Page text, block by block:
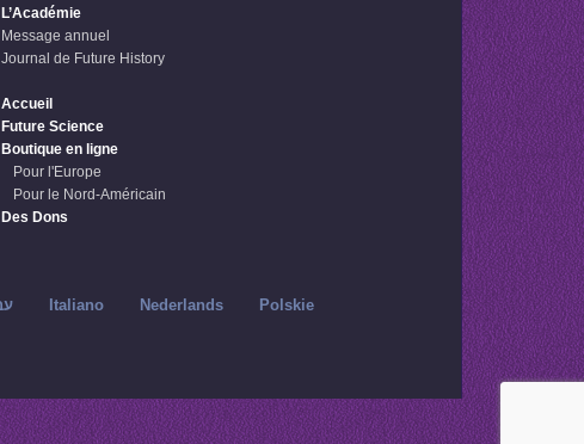
L’Académie
Message annuel
Journal de Future History
Accueil
Future Science
Boutique en ligne
Pour l'Europe
Pour le Nord-Américain
Des Dons
Italiano Nederlands Polskie